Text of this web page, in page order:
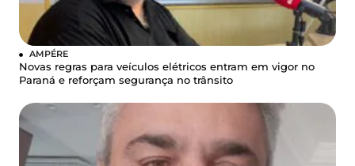
AMPÉRE
Novas regras para veículos elétricos entram em vigor no
Paraná e reforçam segurança no trânsito